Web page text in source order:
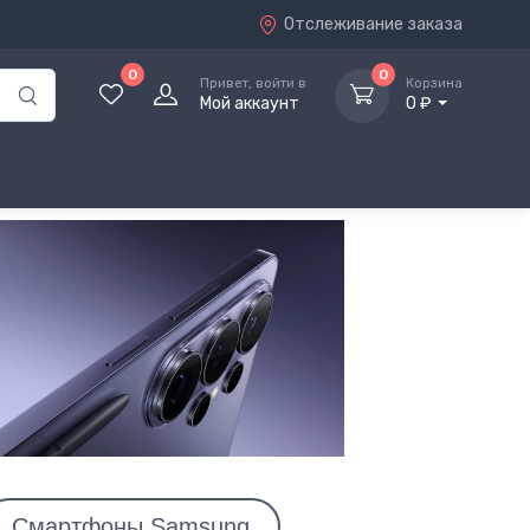
Отслеживание заказа
0
Привет, войти в
Мой аккаунт
0
Корзина
0 ₽